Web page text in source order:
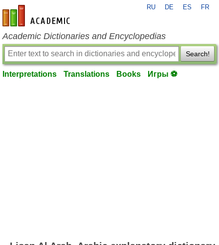
en-academic.com
RU DE ES FR
Academic Dictionaries and Encyclopedias
Search!
Interpretations Translations Books Игры ⚽